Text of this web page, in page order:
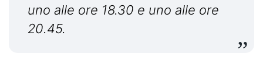
uno alle ore 18.30 e uno alle ore
20.45.